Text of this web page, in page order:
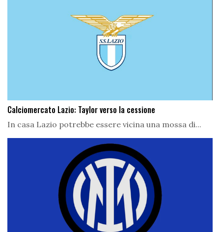
Calciomercato Lazio: Taylor verso la cessione
In casa Lazio potrebbe essere vicina una mossa di...